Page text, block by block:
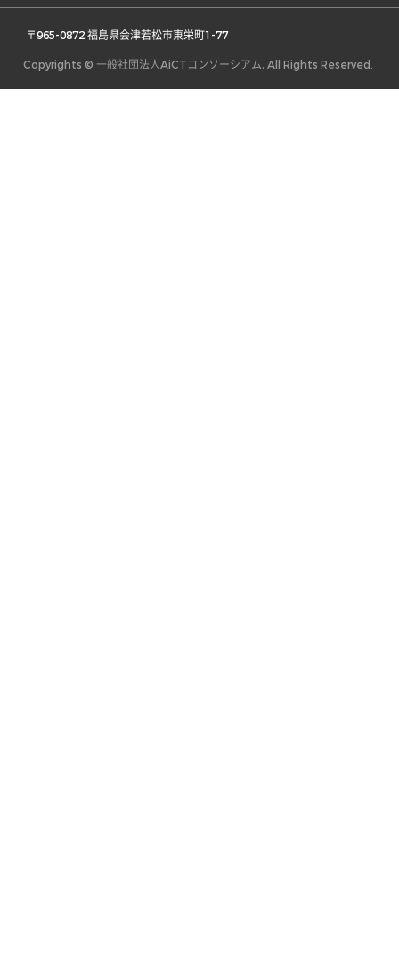
〒965-0872 福島県会津若松市東栄町1-77
Copyrights © 一般社団法人AiCTコンソーシアム, All Rights Reserved.